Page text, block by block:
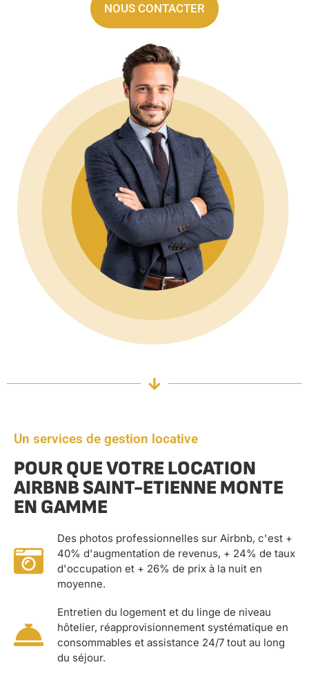
NOUS CONTACTER
Un services de gestion locative
POUR QUE VOTRE LOCATION
AIRBNB SAINT-ETIENNE MONTE
EN GAMME
Des photos professionnelles sur Airbnb, c'est +
40% d'augmentation de revenus, + 24% de taux
d'occupation et + 26% de prix à la nuit en
moyenne.
Entretien du logement et du linge de niveau
hôtelier, réapprovisionnement systématique en
consommables et assistance 24/7 tout au long
du séjour.